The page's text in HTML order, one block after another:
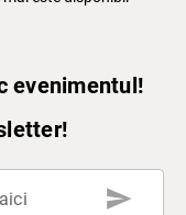
evenimentul!
send